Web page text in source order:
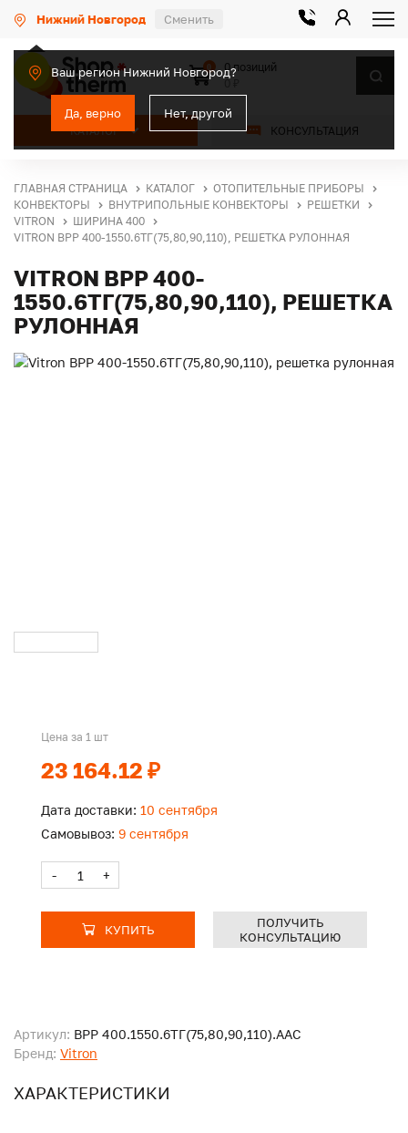
Нижний Новгород Сменить
Ваш регион Нижний Новгород?
Да, верно Нет, другой
КАТАЛОГ КОНСУЛЬТАЦИЯ
0
0 позиций
ГЛАВНАЯ СТРАНИЦА КАТАЛОГ
ОТОПИТЕЛЬНЫЕ ПРИБОРЫ
КОНВЕКТОРЫ
ВНУТРИПОЛЬНЫЕ КОНВЕКТОРЫ
РЕШЕТКИ
VITRON
ШИРИНА 400
VITRON ВРР 400-1550.6ТГ(75,80,90,110), РЕШЕТКА РУЛОННАЯ
VITRON ВРР 400-
1550.6ТГ(75,80,90,110), РЕШЕТКА
РУЛОННАЯ
Артикул: ВРР 400.1550.6ТГ(75,80,90,110).ААС
Бренд: Vitron
ХАРАКТЕРИСТИКИ
Цена за 1 шт
23 164.12 ₽
Дата доставки: 10 сентября
Самовывоз: 9 сентября
- +
КУПИТЬ
ПОЛУЧИТЬ
КОНСУЛЬТАЦИЮ